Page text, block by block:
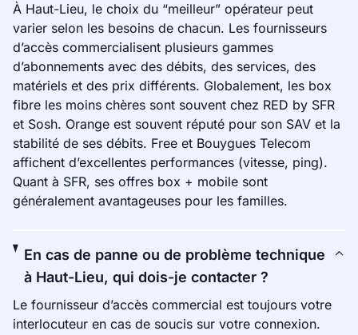
À Haut-Lieu, le choix du “meilleur” opérateur peut
varier selon les besoins de chacun. Les fournisseurs
d’accès commercialisent plusieurs gammes
d’abonnements avec des débits, des services, des
matériels et des prix différents. Globalement, les box
fibre les moins chères sont souvent chez RED by SFR
et Sosh. Orange est souvent réputé pour son SAV et la
stabilité de ses débits. Free et Bouygues Telecom
affichent d’excellentes performances (vitesse, ping).
Quant à SFR, ses offres box + mobile sont
généralement avantageuses pour les familles.
En cas de panne ou de problème technique
à Haut-Lieu, qui dois-je contacter ?
Le fournisseur d’accès commercial est toujours votre
interlocuteur en cas de soucis sur votre connexion.